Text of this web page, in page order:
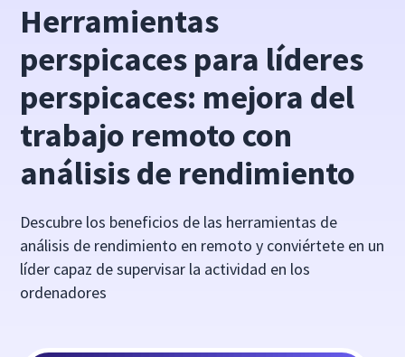
Herramientas
perspicaces para líderes
perspicaces: mejora del
trabajo remoto con
análisis de rendimiento
Descubre los beneficios de las herramientas de
análisis de rendimiento en remoto y conviértete en un
líder capaz de supervisar la actividad en los
ordenadores